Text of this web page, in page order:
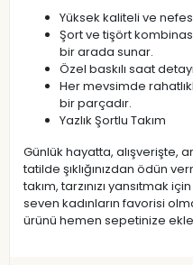
Yüksek kaliteli ve
Şort ve tişört
bir arada sunar.
Özel baskılı saat
Her mevsimde
bir parçadır.
Yazlık Şortlu Takım
Günlük hayatta, alışverişte,
tatilde şıklığınızdan ödün
takım, tarzınızı yansıtmak
seven kadınların favorisi
ürünü hemen sepetinize